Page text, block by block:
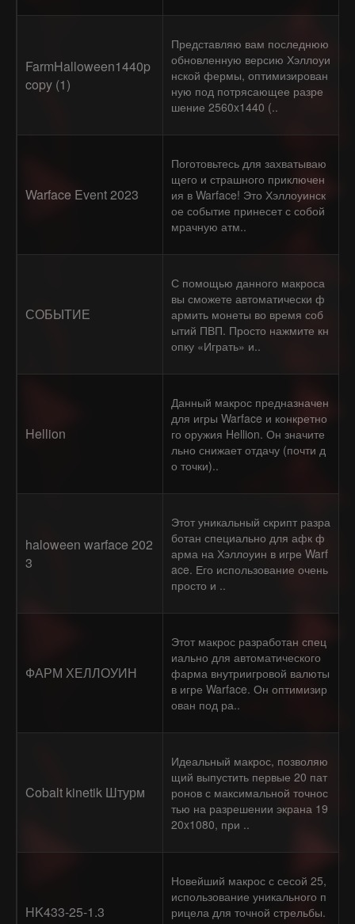
FarmHalloween1440p
copy (1)
Представляю вам последнюю
обновленную версию Хэллоуи
нской фермы, оптимизирован
ную под потрясающее разре
шение 2560x1440 (..
Warface Event 2023
Поготовьтесь для захватываю
щего и страшного приключен
ия в Warface! Это Хэллоуинск
ое событие принесет с собой
мрачную атм..
СОБЫТИЕ
С помощью данного макроса
вы сможете автоматически ф
армить монеты во время соб
ытий ПВП. Просто нажмите кн
опку «Играть» и..
Hellion
Данный макрос предназначен
для игры Warface и конкретно
го оружия Hellion. Он значите
льно снижает отдачу (почти д
о точки)..
haloween warface 202
3
Этот уникальный скрипт разра
ботан специально для афк ф
арма на Хэллоуин в игре Warf
ace. Его использование очень
просто и ..
ФАРМ ХЕЛЛОУИН
Этот макрос разработан спец
иально для автоматического
фарма внутриигровой валюты
в игре Warface. Он оптимизир
ован под ра..
Cobalt kinetik Штурм
Идеальный макрос, позволяю
щий выпустить первые 20 пат
ронов с максимальной точнос
тью на разрешении экрана 19
20x1080, при ..
HK433-25-1.3
Новейший макрос с сесой 25,
использование уникального п
рицела для точной стрельбы.